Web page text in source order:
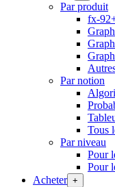
Par produit
fx-
Par notion
Tous
Par niveau
Pour
Pour
Acheter +